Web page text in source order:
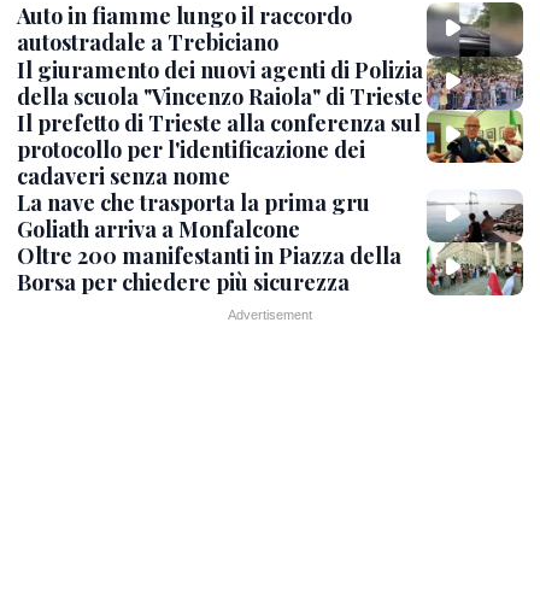
Auto in fiamme lungo il raccordo
autostradale a Trebiciano
Il giuramento dei nuovi agenti di Polizia
della scuola "Vincenzo Raiola" di Trieste
Il prefetto di Trieste alla conferenza sul
protocollo per l'identificazione dei
cadaveri senza nome
La nave che trasporta la prima gru
Goliath arriva a Monfalcone
Oltre 200 manifestanti in Piazza della
Borsa per chiedere più sicurezza